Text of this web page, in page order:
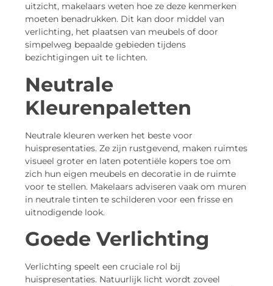
uitzicht, makelaars weten hoe ze deze kenmerken
moeten benadrukken. Dit kan door middel van
verlichting, het plaatsen van meubels of door
simpelweg bepaalde gebieden tijdens
bezichtigingen uit te lichten.
Neutrale
Kleurenpaletten
Neutrale kleuren werken het beste voor
huispresentaties. Ze zijn rustgevend, maken ruimtes
visueel groter en laten potentiële kopers toe om
zich hun eigen meubels en decoratie in de ruimte
voor te stellen. Makelaars adviseren vaak om muren
in neutrale tinten te schilderen voor een frisse en
uitnodigende look.
Goede Verlichting
Verlichting speelt een cruciale rol bij
huispresentaties. Natuurlijk licht wordt zoveel